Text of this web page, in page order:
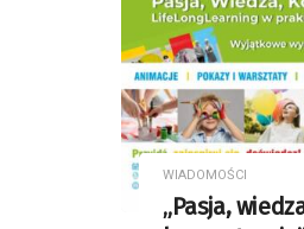
WIADOMOŚCI
„Pasja,